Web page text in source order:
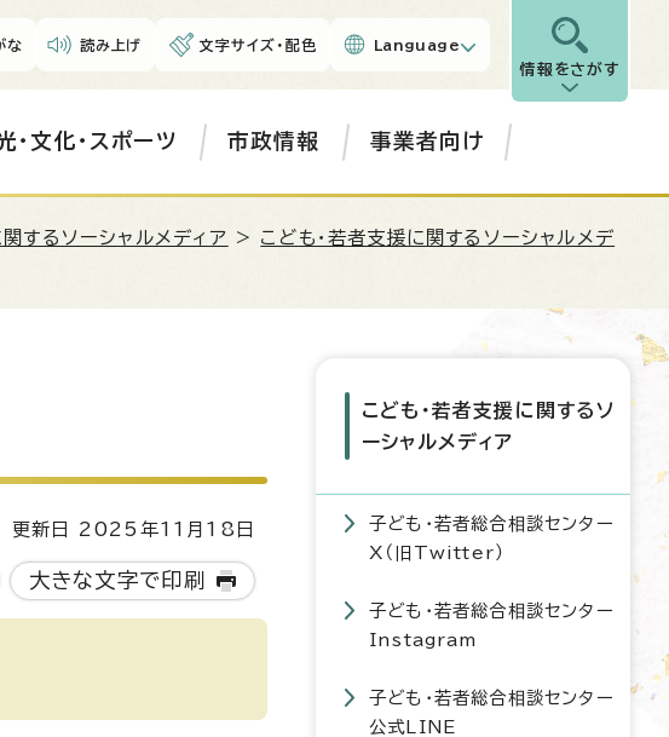
な 読み上げ 文字サイズ・配色 Language
情報をさがす
・文化・スポーツ 市政情報 事業者向け
関するソーシャルメディア > こども・若者支援に関するソーシャルメデ
新日 2025年11月18日
大きな文字で印刷
こども・若者支援に関するソ
ーシャルメディア
子ども・若者総合相談センター
X（旧Twitter）
子ども・若者総合相談センター
Instagram
子ども・若者総合相談センター
公式LINE